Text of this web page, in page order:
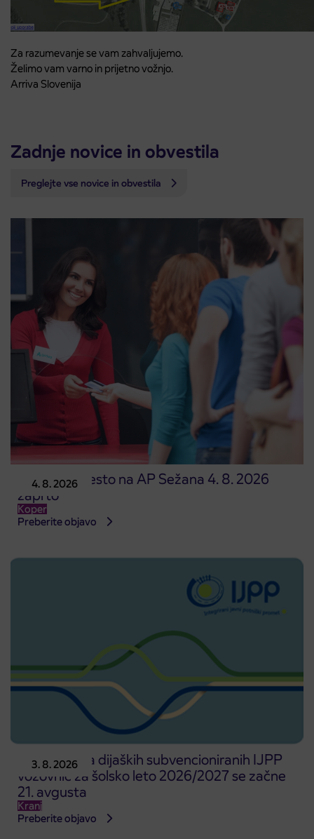
Za razumevanje se vam zahvaljujemo.
Želimo vam varno in prijetno vožnjo.
Arriva Slovenija
Zadnje novice in obvestila
Preglejte vse novice in obvestila
4. 8. 2026
Prodajno mesto na AP Sežana 4. 8. 2026
zaprto
Koper
Preberite objavo
3. 8. 2026
Predprodaja dijaških subvencioniranih IJPP
vozovnic za šolsko leto 2026/2027 se začne
21. avgusta
Kranj
Preberite objavo